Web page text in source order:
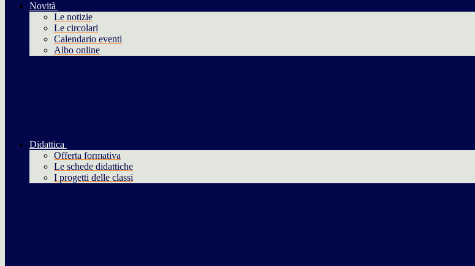
Novità
Le notizie
Le circolari
Calendario eventi
Albo online
Didattica
Offerta formativa
Le schede didattiche
I progetti delle classi